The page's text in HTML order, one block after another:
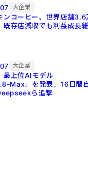
大企業
ンコーヒー、世界店舗3.6
存店減収でも利益成長
大企業
最上位AIモデル
Max」を発表。16日間
ら追撃